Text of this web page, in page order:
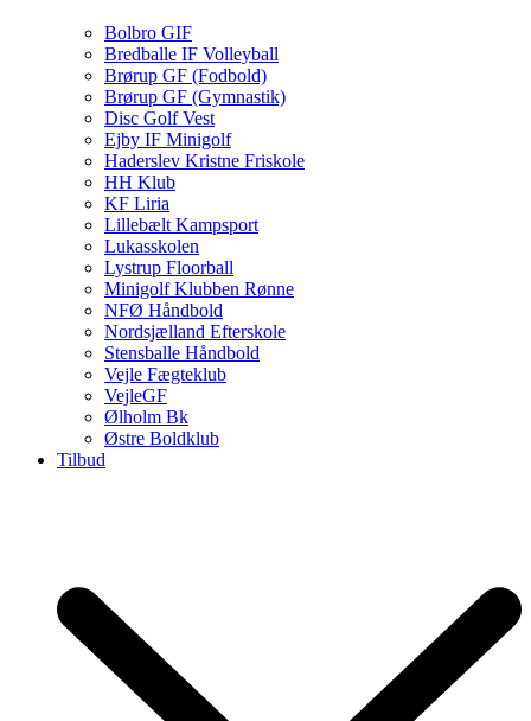
Bolbro GIF
Bredballe IF Volleyball
Brørup GF (Fodbold)
Brørup GF (Gymnastik)
Disc Golf Vest
Ejby IF Minigolf
Haderslev Kristne Friskole
HH Klub
KF Liria
Lillebælt Kampsport
Lukasskolen
Lystrup Floorball
Minigolf Klubben Rønne
NFØ Håndbold
Nordsjælland Efterskole
Stensballe Håndbold
Vejle Fægteklub
VejleGF
Ølholm Bk
Østre Boldklub
Tilbud